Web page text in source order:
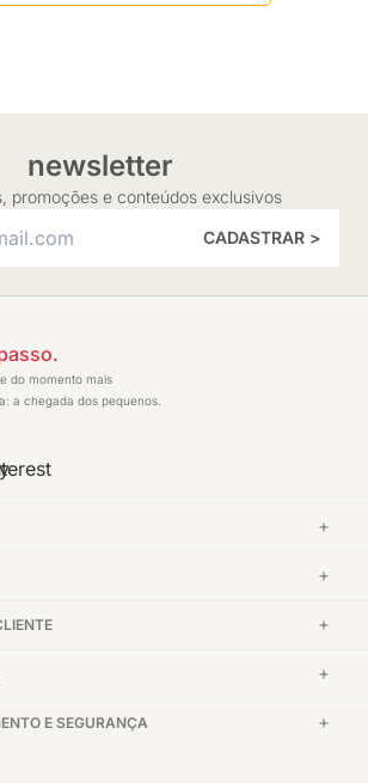
newsletter
promoções e conteúdos exclusivos
CADASTRAR >
do momento mais
a chegada dos pequenos.
E SEGURANÇA